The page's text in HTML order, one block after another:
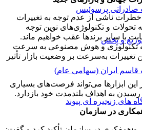
پرسوئیس
و پخش
ایران (سهامی عام)
های زنجیره ای پیوند
ناشی از عدم توجه به تغییرات
تحولات و تکنولوژی‌های نوین توجه
با سایر برندها عقب خواهیم ماند.
که تکنولوژی و هوش مصنوعی به سرعت
به‌سرعت بر وضعیت بازار تأثیر
این ابزارها می‌تواند فرصت‌های بسیاری
به اهداف بلندمدت خود بازدارد.
در سازمان